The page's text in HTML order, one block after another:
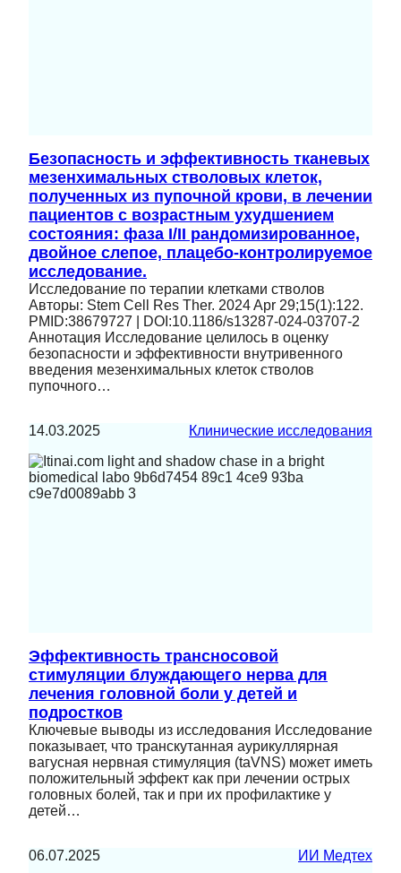
Безопасность и эффективность тканевых
мезенхимальных стволовых клеток,
полученных из пупочной крови, в лечении
пациентов с возрастным ухудшением
состояния: фаза I/II рандомизированное,
двойное слепое, плацебо-контролируемое
исследование.
Исследование по терапии клетками стволов
Авторы: Stem Cell Res Ther. 2024 Apr 29;15(1):122.
PMID:38679727 | DOI:10.1186/s13287-024-03707-2
Аннотация Исследование целилось в оценку
безопасности и эффективности внутривенного
введения мезенхимальных клеток стволов
пупочного…
14.03.2025 Клинические исследования
Эффективность трансносовой
стимуляции блуждающего нерва для
лечения головной боли у детей и
подростков
Ключевые выводы из исследования Исследование
показывает, что транскутанная аурикуллярная
вагусная нервная стимуляция (taVNS) может иметь
положительный эффект как при лечении острых
головных болей, так и при их профилактике у
детей…
06.07.2025 ИИ Медтех